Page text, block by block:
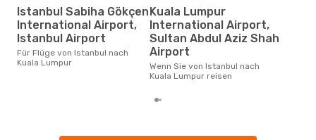
Istanbul Sabiha Gökçen
International Airport,
Istanbul Airport
Für Flüge von Istanbul nach
Kuala Lumpur
Kuala Lumpur
International Airport,
Sultan Abdul Aziz Shah
Airport
Wenn Sie von Istanbul nach
Kuala Lumpur reisen